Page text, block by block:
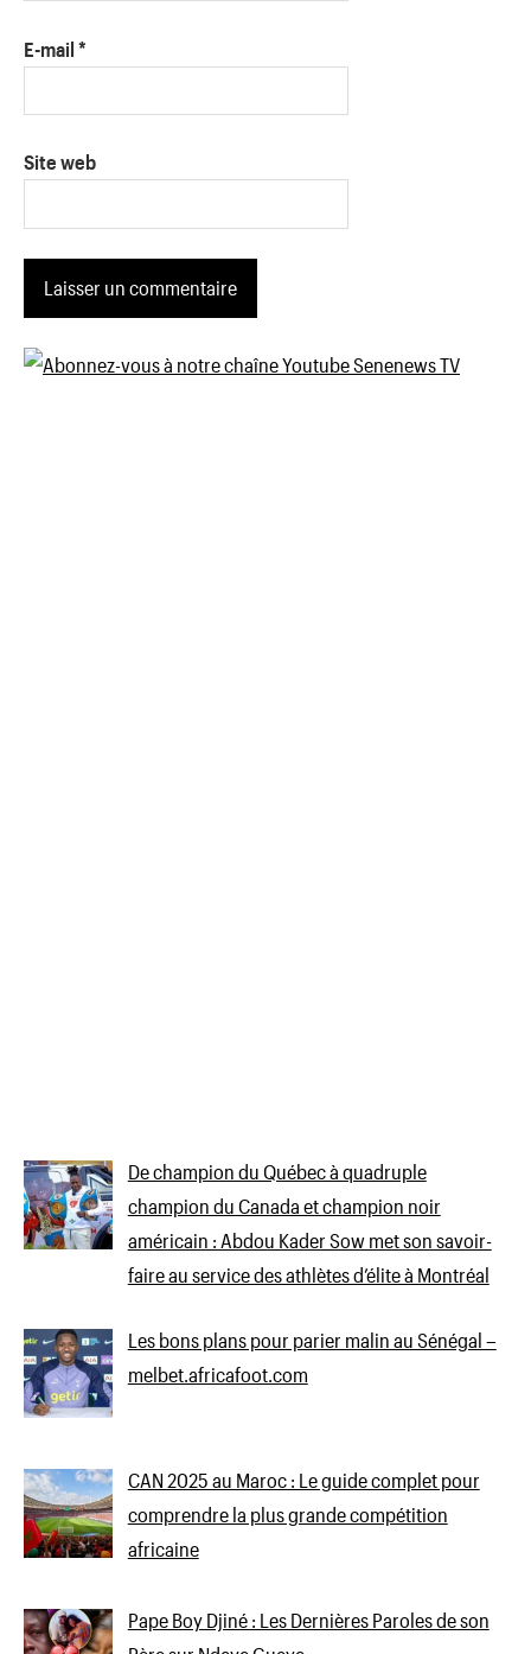
E-mail *
Site web
De champion du Québec à quadruple
champion du Canada et champion noir
américain : Abdou Kader Sow met son savoir-
faire au service des athlètes d’élite à Montréal
Les bons plans pour parier malin au Sénégal –
melbet.africafoot.com
CAN 2025 au Maroc : Le guide complet pour
comprendre la plus grande compétition
africaine
Pape Boy Djiné : Les Dernières Paroles de son